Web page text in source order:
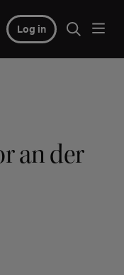
Log in
an der